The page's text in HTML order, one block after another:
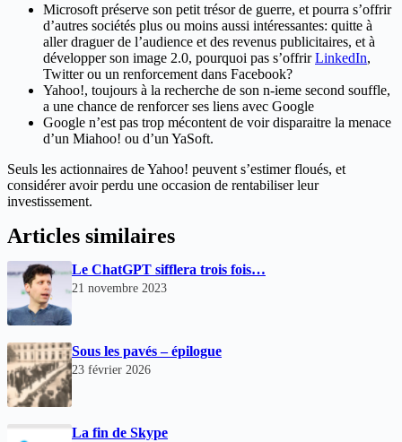
Microsoft préserve son petit trésor de guerre, et pourra s’offrir
d’autres sociétés plus ou moins aussi intéressantes: quitte à
aller draguer de l’audience et des revenus publicitaires, et à
développer son image 2.0, pourquoi pas s’offrirLinkedIn,
Twitter ou un renforcement dans Facebook?
Yahoo!, toujours à la recherche de son n-ieme second souffle,
a une chance de renforcer ses liens avec Google
Google n’est pas trop mécontent de voir disparaitre la menace
d’un Miahoo! ou d’un YaSoft.
Seuls les actionnaires de Yahoo! peuvent s’estimer floués, et
considérer avoir perdu une occasion de rentabiliser leur
investissement.
Articles similaires
Le ChatGPT sifflera trois fois…
21 novembre 2023
Sous les pavés – épilogue
23 février 2026
La fin de Skype